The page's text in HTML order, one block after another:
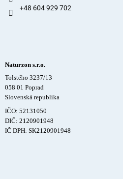
+48 604 929 702
Naturzon s.r.o.
Tolstého 3237/13
058 01 Poprad
Slovenská republika
IČO: 52131050
DIČ: 2120901948
IČ DPH: SK2120901948